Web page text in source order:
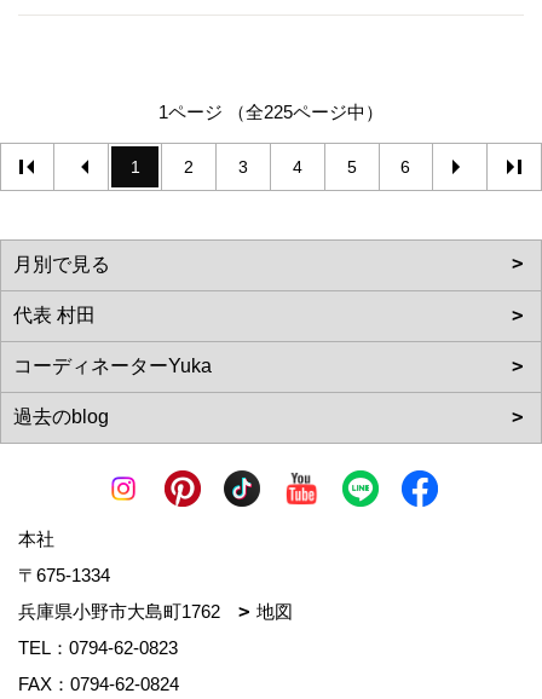
1ページ （全225ページ中）
1 2 3 4 5 6
本社
〒675-1334
兵庫県小野市大島町1762
地図
TEL： 0794-62-0823
FAX：0794-62-0824